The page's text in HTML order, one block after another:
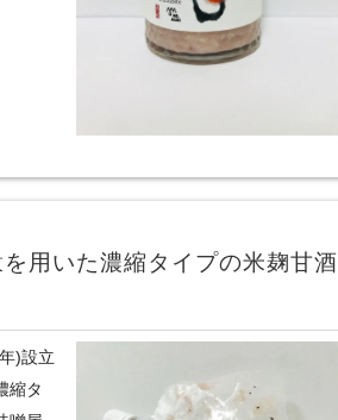
用いた濃縮タイプの米麹甘酒
)設立
縮タ